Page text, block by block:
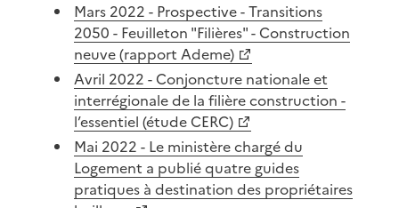
Mars 2022 - Prospective - Transitions
2050 - Feuilleton "Filières" - Construction
neuve (rapport Ademe)
Avril 2022 - Conjoncture nationale et
interrégionale de la filière construction -
l’essentiel (étude CERC)
Mai 2022 - Le ministère chargé du
Logement a publié quatre guides
pratiques à destination des propriétaires